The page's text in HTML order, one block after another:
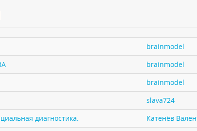
brainmodel
brainmodel
brainmodel
slava724
диагностика.
Катенёв